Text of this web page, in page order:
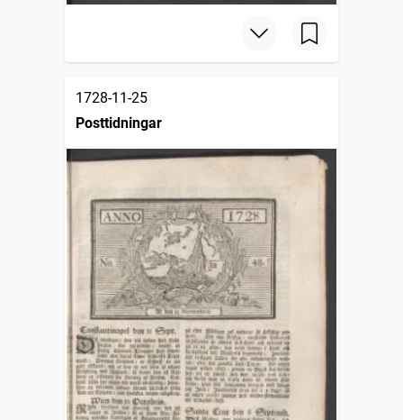
1728-11-25
Posttidningar